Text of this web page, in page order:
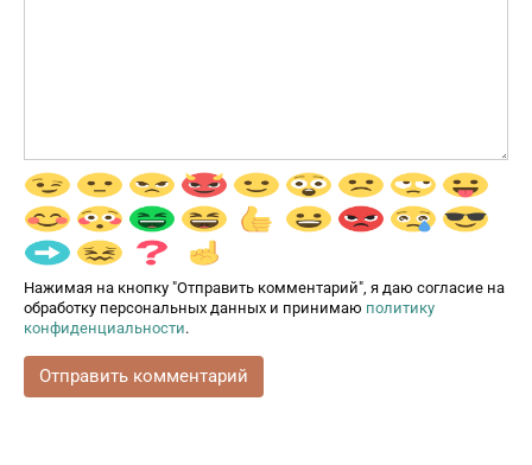
Нажимая на кнопку "Отправить комментарий", я даю согласие на
обработку персональных данных и принимаю политику
конфиденциальности.